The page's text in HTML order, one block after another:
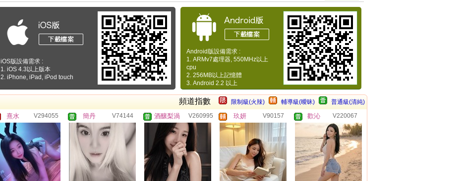
iOS版設備需求 :
1. iOS 4.3以上版本
2. iPhone, iPad, iPod touch
Android版設備需求 :
1. ARMv7處理器, 550MHz以上
cpu
2. 256MB以上記憶體
3. Android 2.2 以上
頻道指數 限制級(火辣) 輔導級(曖昧) 普通級(清純)
熹水 V294055 簡丹 V74144 酒釀梨渦 V260995 玖妍 V90157 歡沁 V220067